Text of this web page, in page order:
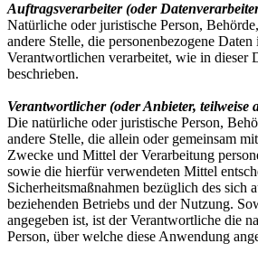
Auftragsverarbeiter (oder
Natürliche oder juristische Person,
andere Stelle, die personenbezogene
Verantwortlichen verarbeitet, wie in dieser
beschrieben.
Verantwortlicher (oder Anbieter, teilweise
Die natürliche oder juristische Person,
andere Stelle, die allein oder gemeinsam
Zwecke und Mittel der Verarbeitung
sowie die hierfür verwendeten Mittel
Sicherheitsmaßnahmen bezüglich des sich
beziehenden Betriebs und der Nutzung.
angegeben ist, ist der Verantwortliche die
Person, über welche diese Anwendung